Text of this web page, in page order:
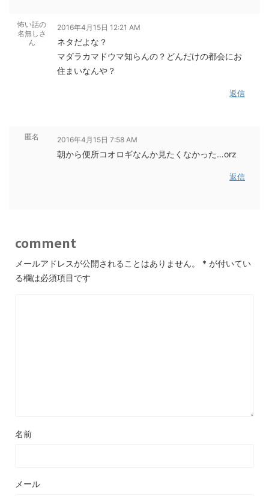
怖い話の
名無しさ
ん
2016年4月15日 12:21 AM
ネタだよな？
マダラカマドウマ知らんの？どんだけの都会にお
住まいなんや？
返信
匿名 2016年4月15日 7:58 AM
朝から便所コオロギなんか見たくなかった…orz
返信
comment
メールアドレスが公開されることはありません。 * が付いてい
る欄は必須項目です
名前
メール